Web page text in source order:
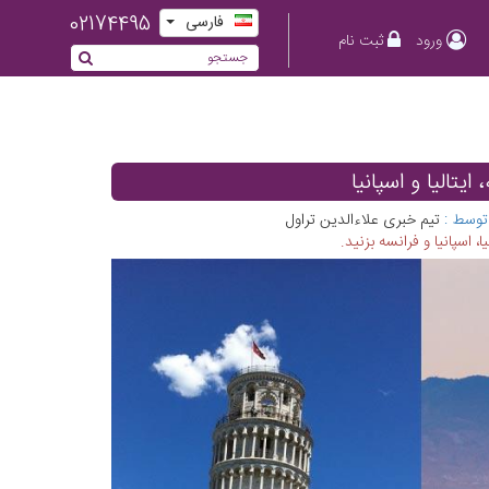
ورود ثبت نام
فارسی 02174495
: تیم خبری علاءالدین تراول